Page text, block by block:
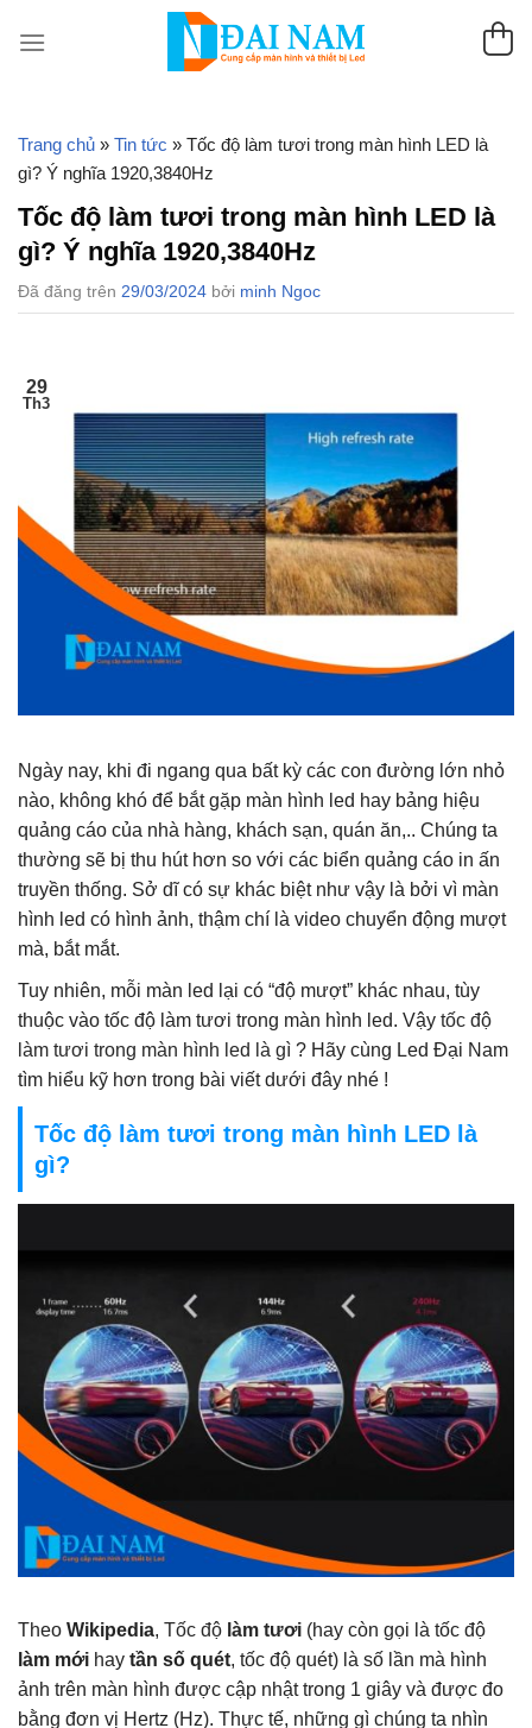
đến
Trang chủ » Tin tức » Tốc độ làm tươi trong màn hình LED là
gì? Ý nghĩa 1920,3840Hz
Tốc độ làm tươi trong màn hình LED là
gì? Ý nghĩa 1920,3840Hz
Đã đăng trên 29/03/2024 bởi minh Ngoc
29
Th3
Ngày nay, khi đi ngang qua bất kỳ các con đường lớn nhỏ
nào, không khó để bắt gặp màn hình led hay bảng hiệu
quảng cáo của nhà hàng, khách sạn, quán ăn,.. Chúng ta
thường sẽ bị thu hút hơn so với các biển quảng cáo in ấn
truyền thống. Sở dĩ có sự khác biệt như vậy là bởi vì màn
hình led có hình ảnh, thậm chí là video chuyển động mượt
mà, bắt mắt.
Tuy nhiên, mỗi màn led lại có “độ mượt” khác nhau, tùy
thuộc vào tốc độ làm tươi trong màn hình led. Vậy tốc độ
làm tươi trong màn hình led là gì ? Hãy cùng Led Đại Nam
tìm hiểu kỹ hơn trong bài viết dưới đây nhé !
Tốc độ làm tươi trong màn hình LED là
gì?
Theo Wikipedia, Tốc độ làm tươi (hay còn gọi là tốc độ
làm mới hay tần số quét, tốc độ quét) là số lần mà hình
ảnh trên màn hình được cập nhật trong 1 giây và được đo
bằng đơn vị Hertz (Hz). Thực tế, những gì chúng ta nhìn